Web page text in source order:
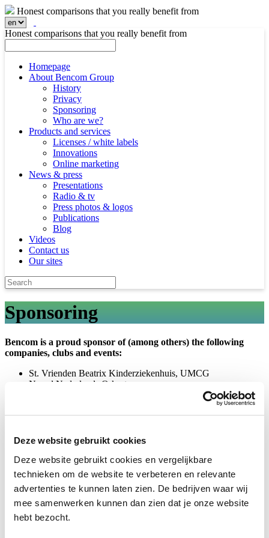
Deze website gebruikt cookies
Deze website gebruikt cookies en vergelijkbare
technieken om de website te verbeteren en relevante
advertenties te kunnen laten zien. De bedrijven waar wij
mee samenwerken kunnen dan zien dat je onze website
hebt bezocht.
Honest comparisons that you really benefit from
Honest comparisons that you really benefit from
Homepage
About Bencom Group
History
Privacy
Sponsoring
Who are we?
Products and services
Licenses / white labels
Innovations
Online marketing
News & press
Presentations
Radio & tv
Press photos & logos
Publications
Blog
Videos
Contact us
Our sites
Sponsoring
Bencom is a proud sponsor of (among others) the following
companies, clubs and events:
St. Vrienden Beatrix Kinderziekenhuis, UMCG
Noord Nederlands Orkest
History
Who are we?
Sponsoring
VacanciesAll vacancies